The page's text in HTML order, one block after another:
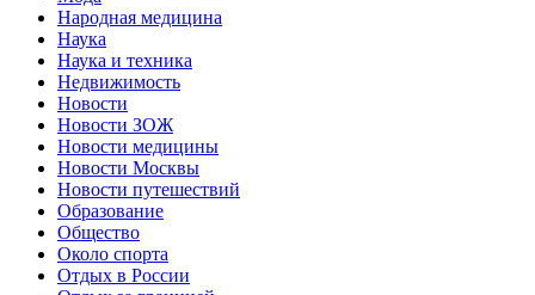
Народная медицина
Наука
Наука и техника
Недвижимость
Новости
Новости ЗОЖ
Новости медицины
Новости Москвы
Новости путешествий
Образование
Общество
Около спорта
Отдых в России